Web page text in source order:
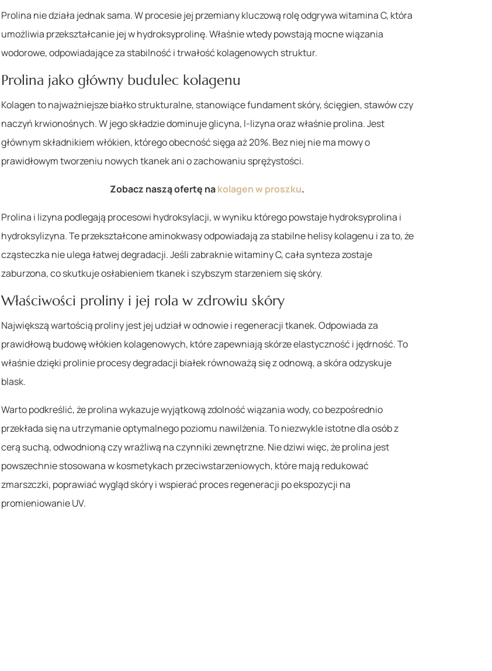
Prolina nie działa jednak sama. W procesie jej przemiany kluczową rolę odgrywa witamina C, która
umożliwia przekształcanie jej w hydroksyprolinę. Właśnie wtedy powstają mocne wiązania
wodorowe, odpowiadające za stabilność i trwałość kolagenowych struktur.
Prolina jako główny budulec kolagenu
Kolagen to najważniejsze białko strukturalne, stanowiące fundament skóry, ścięgien, stawów czy
naczyń krwionośnych. W jego składzie dominuje glicyna, l-lizyna oraz właśnie prolina. Jest
głównym składnikiem włókien, którego obecność sięga aż 20%. Bez niej nie ma mowy o
prawidłowym tworzeniu nowych tkanek ani o zachowaniu sprężystości.
Zobacz naszą ofertę nakolagen w proszku.
Prolina i lizyna podlegają procesowi hydroksylacji, w wyniku którego powstaje hydroksyprolina i
hydroksylizyna. Te przekształcone aminokwasy odpowiadają za stabilne helisy kolagenu i za to, że
cząsteczka nie ulega łatwej degradacji. Jeśli zabraknie witaminy C, cała synteza zostaje
zaburzona, co skutkuje osłabieniem tkanek i szybszym starzeniem się skóry.
Właściwości proliny i jej rola w zdrowiu skóry
Największą wartością proliny jest jej udział w odnowie i regeneracji tkanek. Odpowiada za
prawidłową budowę włókien kolagenowych, które zapewniają skórze elastyczność i jędrność. To
właśnie dzięki prolinie procesy degradacji białek równoważą się z odnową, a skóra odzyskuje
blask.
Warto podkreślić, że prolina wykazuje wyjątkową zdolność wiązania wody, co bezpośrednio
przekłada się na utrzymanie optymalnego poziomu nawilżenia. To niezwykle istotne dla osób z
cerą suchą, odwodnioną czy wrażliwą na czynniki zewnętrzne. Nie dziwi więc, że prolina jest
powszechnie stosowana w kosmetykach przeciwstarzeniowych, które mają redukować
zmarszczki, poprawiać wygląd skóry i wspierać proces regeneracji po ekspozycji na
promieniowanie UV.